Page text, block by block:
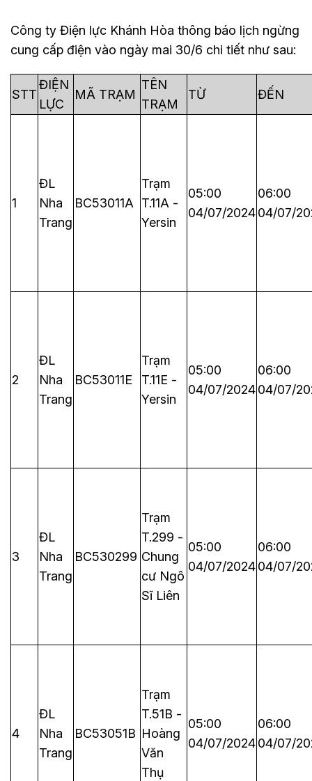
Công ty Điện lực Khánh Hòa thông báo lịch ngừng
cung cấp điện vào ngày mai 30/6 chi tiết như sau:
STT
ĐIỆN
LỰC
MÃ TRẠM
TÊN
TRẠM
TỪ ĐẾN
1
ĐL
Nha
Trang
BC53011A
Trạm
T.11A -
Yersin
05:00
04/07/2024
06:00
04/07/
2
ĐL
Nha
Trang
BC53011E
Trạm
T.11E -
Yersin
05:00
04/07/2024
06:00
04/07/
3
ĐL
Nha
Trang
BC530299
Trạm
T.299 -
Chung
cư Ngô
Sĩ Liên
05:00
04/07/2024
06:00
04/07/
4
ĐL
Nha
Trang
BC53051B
Trạm
T.51B -
Hoàng
Văn
Thụ
05:00
04/07/2024
06:00
04/07/